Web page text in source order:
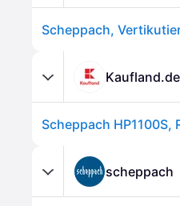
Scheppach,
Kaufland.de
scheppach